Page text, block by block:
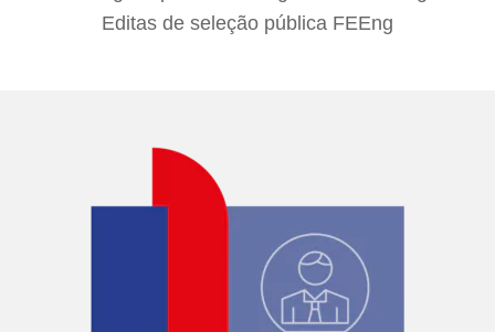
Editas de seleção pública FEEng